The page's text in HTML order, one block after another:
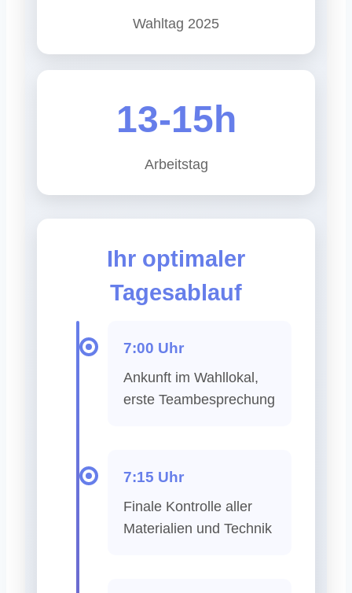
Wahltag 2025
13-15h
Arbeitstag
Ihr optimaler
Tagesablauf
7:00 Uhr
Ankunft im Wahllokal,
erste Teambesprechung
7:15 Uhr
Finale Kontrolle aller
Materialien und Technik